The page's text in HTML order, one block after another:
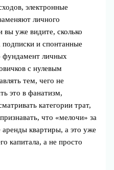
электронные
личного
уже видите, сколько
подписки и спонтанные
фундамент личных
с нулевым
тем, чего не
это в фанатизм,
категории трат,
что «мелочи» за
квартиры, а это уже
капитала, а не просто